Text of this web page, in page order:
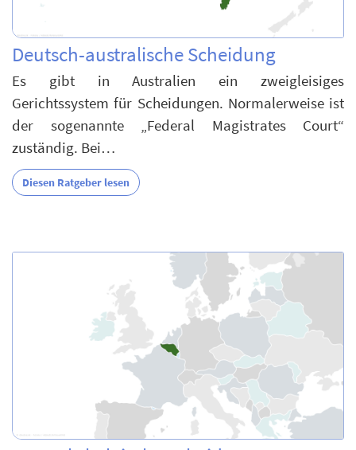
Deutsch-australische Scheidung
Es gibt in Australien ein zweigleisiges
Gerichtssystem für Scheidungen. Normalerweise ist
der sogenannte „Federal Magistrates Court“
zuständig. Bei…
Diesen Ratgeber lesen